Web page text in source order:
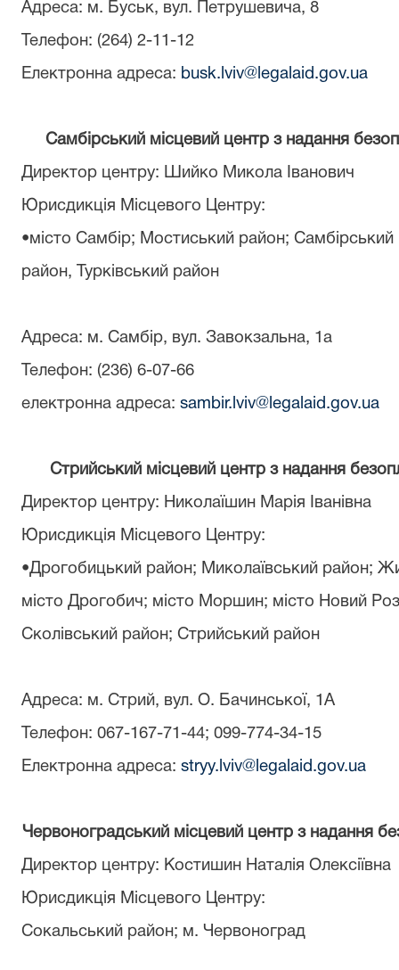
Адреса: м. Буськ, вул. Петрушевича, 8
Телефон: (264) 2-11-12
Електронна адреса: busk.lviv@legalaid.gov.ua
Самбірський місцевий центр з надання
Директор центру: Шийко Микола Іванович
Юрисдикція Місцевого Центру:
•місто Самбір; Мостиський район;
район, Турківський район
Адреса: м. Самбір, вул. Завокзальна, 1а
Телефон: (236) 6-07-66
електронна адреса: sambir.lviv@legalaid.gov.ua
Стрийський місцевий центр з надання
Директор центру: Николаїшин Марія Іванівна
Юрисдикція Місцевого Центру:
•Дрогобицький район; Миколаївський район;
місто Дрогобич; місто Моршин; місто Новий
Сколівський район; Стрийський район
Адреса: м. Стрий, вул. О. Бачинської, 1А
Телефон: 067-167-71-44; 099-774-34-15
Електронна адреса: stryy.lviv@legalaid.gov.ua
Червоноградський місцевий центр з надання
Директор центру: Костишин Наталія Олексіївна
Юрисдикція Місцевого Центру:
Сокальський район; м. Червоноград